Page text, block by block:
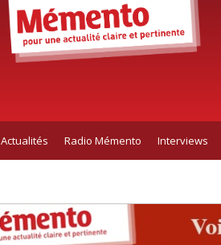
Actualités Radio Mémento Interviews